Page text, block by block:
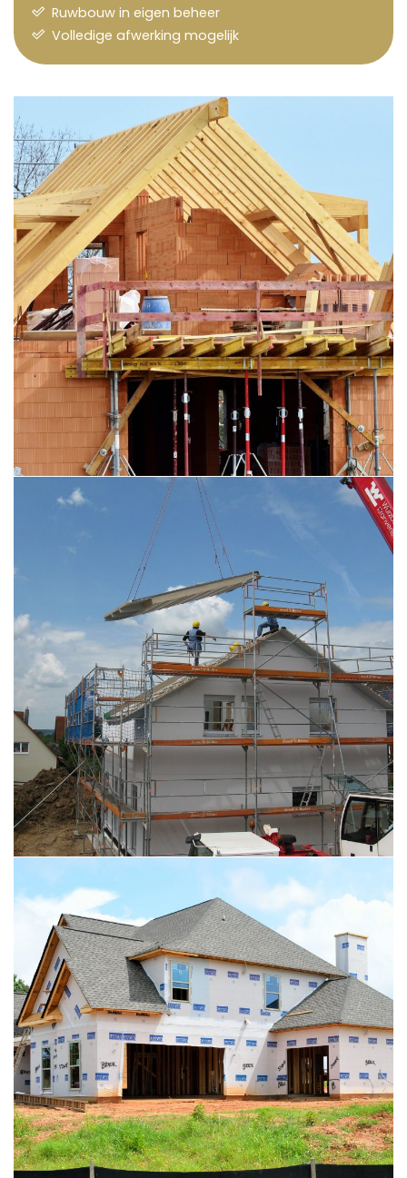
Ruwbouw in eigen beheer
Volledige afwerking mogelijk